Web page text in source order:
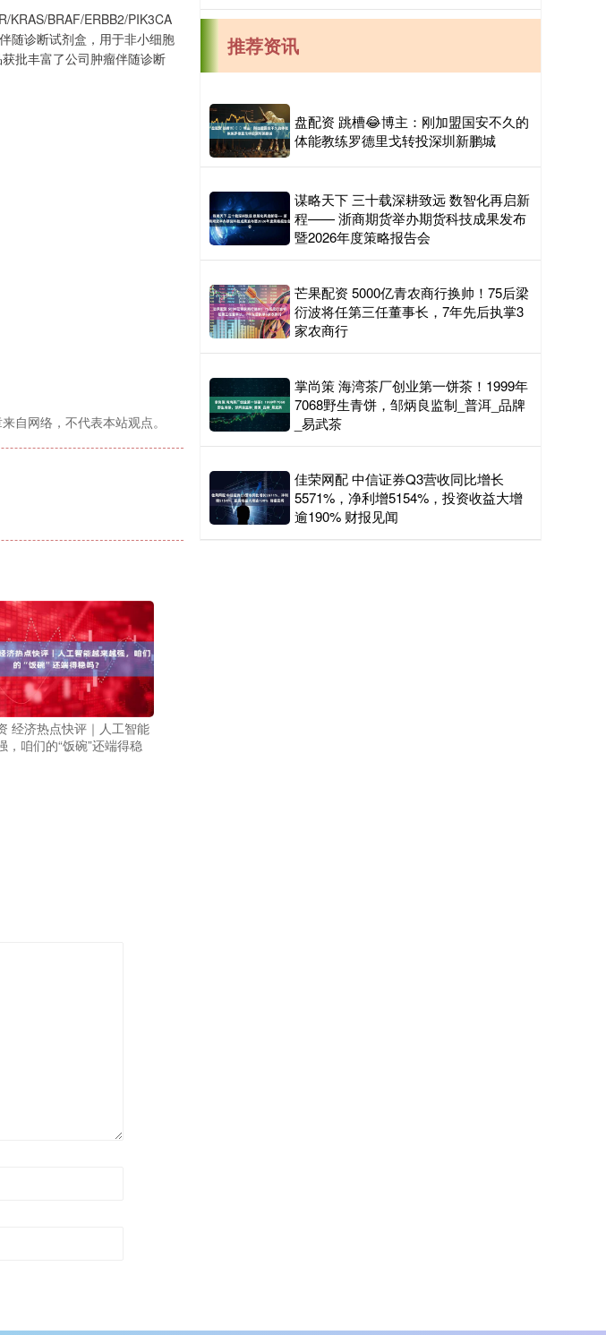
KRAS/BRAF/ERBB2/PIK3CA
随诊断试剂盒，用于非小细胞
批丰富了公司肿瘤伴随诊断
自网络，不代表本站观点。
经济热点快评｜人工智能
，咱们的“饭碗”还端得稳
推荐资讯
盘配资 跳槽😂博主：刚加盟国安不久的
体能教练罗德里戈转投深圳新鹏城
谋略天下 三十载深耕致远 数智化再启新
程—— 浙商期货举办期货科技成果发布
暨2026年度策略报告会
芒果配资 5000亿青农商行换帅！75后梁
衍波将任第三任董事长，7年先后执掌3
家农商行
掌尚策 海湾茶厂创业第一饼茶！1999年
7068野生青饼，邹炳良监制_普洱_品牌
_易武茶
佳荣网配 中信证券Q3营收同比增长
5571%，净利增5154%，投资收益大增
逾190% 财报见闻